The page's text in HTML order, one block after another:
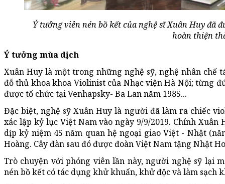
Ý tưởng viên nén bồ kết của nghệ sĩ Xuân Huy đã
hoàn thiện
Ý tưởng mùa dịch
Xuân Huy là một trong những nghệ sỹ, nghệ nhân chế
đỗ thủ khoa khoa Violinist của Nhạc viện Hà Nội; từng
được tổ chức tại Venhapsky- Ba Lan năm 1985...
Đặc biệt, nghệ sỹ Xuân Huy là người đã làm ra chiếc
xác lập kỷ lục Việt Nam vào ngày 9/9/2019. Chính
dịp kỷ niệm 45 năm quan hệ ngoại giao Việt - Nhật
Hoàng. Cây đàn sau đó được đoàn Việt Nam tặng Nhật
Trò chuyện với phóng viên lần này, người nghệ sỹ lại
nén bồ kết có tác dụng khử khuẩn, khử độc và làm